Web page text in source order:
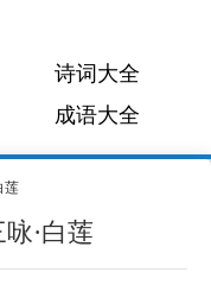
诗词大全
成语大全
莲
·白莲